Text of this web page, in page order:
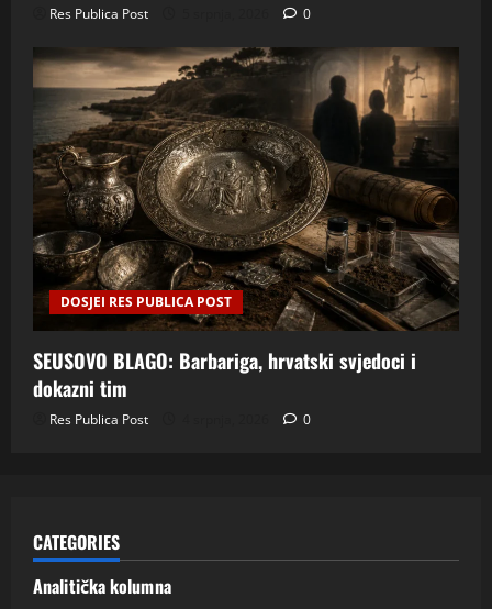
Res Publica Post 0
DOSJEI RES PUBLICA POST
SEUSOVO BLAGO: Barbariga, hrvatski svjedoci i
dokazni tim
Res Publica Post 0
CATEGORIES
Analitička kolumna